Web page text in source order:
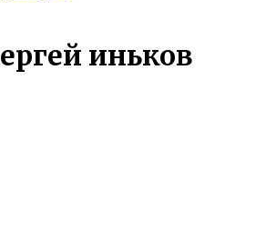
иньков